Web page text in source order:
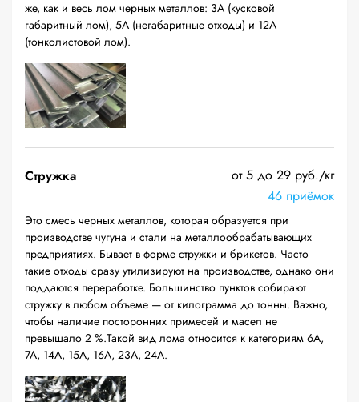
же, как и весь лом черных металлов: 3А (кусковой
габаритный лом), 5А (негабаритные отходы) и 12А
(тонколистовой лом).
Стружка
от 5 до 29 руб./кг
46 приёмок
Это смесь черных металлов, которая образуется при
производстве чугуна и стали на металлообрабатывающих
предприятиях. Бывает в форме стружки и брикетов. Часто
такие отходы сразу утилизируют на производстве, однако они
поддаются переработке. Большинство пунктов собирают
стружку в любом объеме — от килограмма до тонны. Важно,
чтобы наличие посторонних примесей и масел не
превышало 2 %.Такой вид лома относится к категориям 6А,
7А, 14А, 15А, 16А, 23А, 24А.